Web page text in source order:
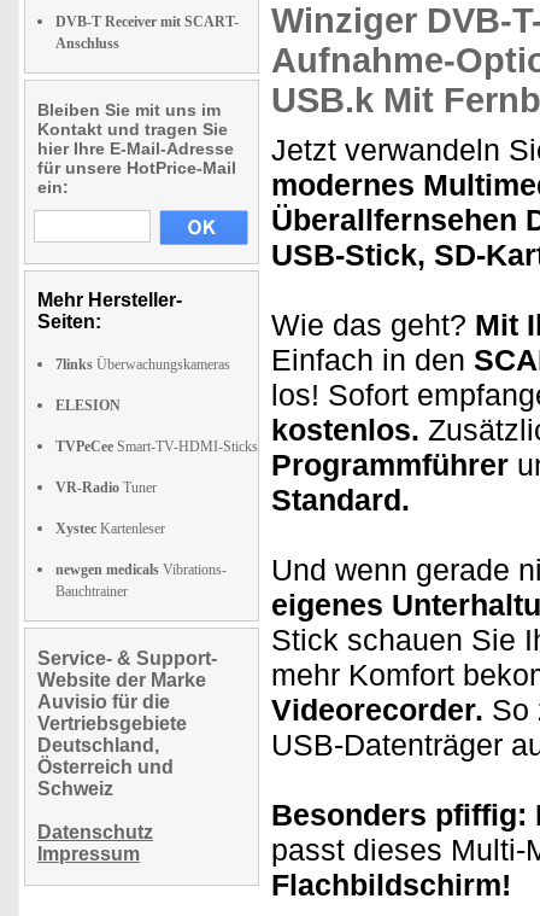
DVB-T Receiver mit SCART-
Anschluss
Bleiben Sie mit uns im
Kontakt und tragen Sie
hier Ihre E-Mail-Adresse
für unsere HotPrice-Mail
ein:
Mehr Hersteller-
Seiten:
7links Überwachungskameras
ELESION
TVPeCee Smart-TV-HDMI-Sticks
VR-Radio Tuner
Xystec Kartenleser
newgen medicals Vibrations-
Bauchtrainer
Service- & Support-
Website der Marke
Auvisio für die
Vertriebsgebiete
Deutschland,
Österreich und
Schweiz
Datenschutz
Impressum
Winziger DVB-
Aufnahme-
USB.k Mit
Jetzt verwandeln
modernes
Überallfernsehen
USB-Stick, SD-
Wie das geht? Mit
Einfach in den
los! Sofort
kostenlos.
Programmführer
Standard.
Und wenn gerade
eigenes
Stick schauen Sie
mehr Komfort
Videorecorder. So
USB-Datenträger
Besonders pfiffig:
passt dieses
Flachbildschirm!